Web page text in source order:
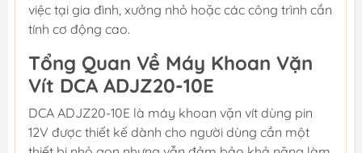
việc tại gia đình, xưởng nhỏ hoặc các công trình cần
tính cơ động cao.
Tổng Quan Về Máy Khoan Vặn
Vít DCA ADJZ20-10E
DCA ADJZ20-10E là máy khoan vặn vít dùng pin
12V được thiết kế dành cho người dùng cần một